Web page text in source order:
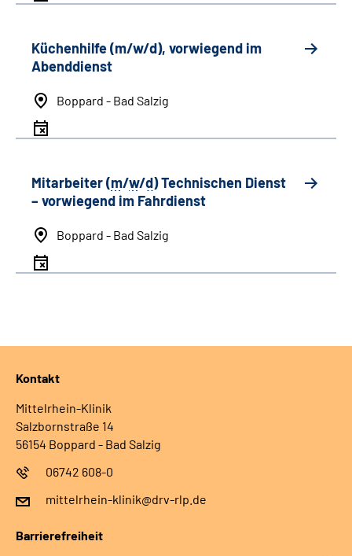
Küchenhilfe (m/w/d), vorwiegend im
Abenddienst
Boppard - Bad Salzig
Mitarbeiter (m/w/d) Technischen Dienst
– vorwiegend im Fahrdienst
Boppard - Bad Salzig
Kontakt
Mittelrhein-Klinik
Salzbornstraße 14
56154 Boppard - Bad Salzig
06742 608-0
mittelrhein-klinik@drv-rlp.de
Barrierefreiheit